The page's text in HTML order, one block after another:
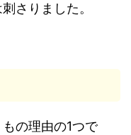
さりました。
の理由の1つで